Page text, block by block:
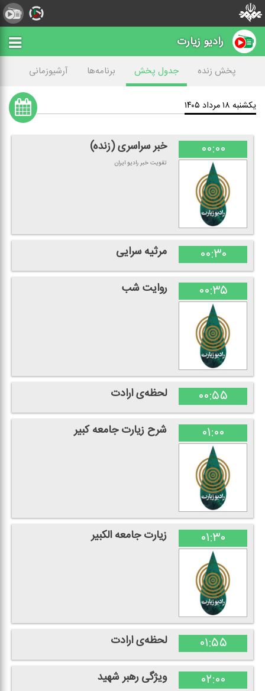
رادیو زیارت
پخش زنده جدول پخش برنامه‌ها آرشیوزمانی
یکشنبه ۱۸ مرداد ۱۴۰۵
۰۰:۰۰ خبر سراسری (زنده)
تقویت خبر رادیو ایران
۰۰:۳۰ مرثیه سرایی
۰۰:۳۵ روایت شب
۰۰:۵۵ لحظه‌ی ارادت
۰۱:۰۰ شرح زیارت جامعه كبیر
۰۱:۳۰ زیارت جامعه الكبیر
۰۱:۵۵ لحظه‌ی ارادت
۰۲:۰۰ ویژگی رهبر شهید